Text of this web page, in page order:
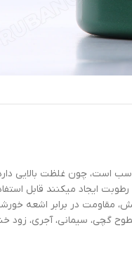
است، چون غلظت بالایی
سطوح گچی، سیمانی، آجری،